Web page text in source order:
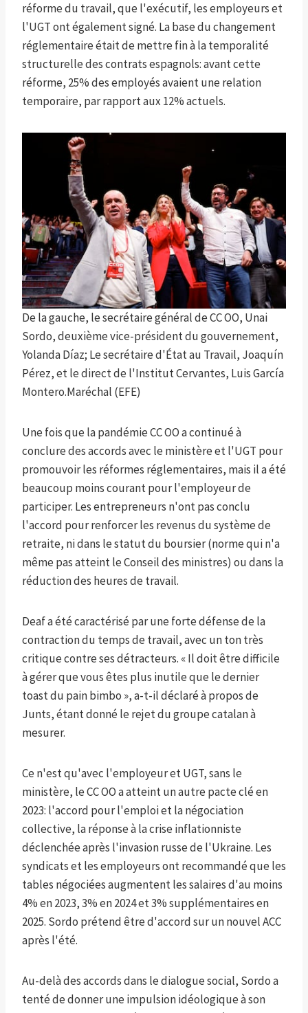
réforme du travail, que l'exécutif, les employeurs et
l'UGT ont également signé. La base du changement
réglementaire était de mettre fin à la temporalité
structurelle des contrats espagnols: avant cette
réforme, 25% des employés avaient une relation
temporaire, par rapport aux 12% actuels.
De la gauche, le secrétaire général de CC OO, Unai
Sordo, deuxième vice-président du gouvernement,
Yolanda Díaz; Le secrétaire d'État au Travail, Joaquín
Pérez, et le direct de l'Institut Cervantes, Luis García
Montero.Maréchal (EFE)
Une fois que la pandémie CC OO a continué à
conclure des accords avec le ministère et l'UGT pour
promouvoir les réformes réglementaires, mais il a été
beaucoup moins courant pour l'employeur de
participer. Les entrepreneurs n'ont pas conclu
l'accord pour renforcer les revenus du système de
retraite, ni dans le statut du boursier (norme qui n'a
même pas atteint le Conseil des ministres) ou dans la
réduction des heures de travail.
Deaf a été caractérisé par une forte défense de la
contraction du temps de travail, avec un ton très
critique contre ses détracteurs. « Il doit être difficile
à gérer que vous êtes plus inutile que le dernier
toast du pain bimbo », a-t-il déclaré à propos de
Junts, étant donné le rejet du groupe catalan à
mesurer.
Ce n'est qu'avec l'employeur et UGT, sans le
ministère, le CC OO a atteint un autre pacte clé en
2023: l'accord pour l'emploi et la négociation
collective, la réponse à la crise inflationniste
déclenchée après l'invasion russe de l'Ukraine. Les
syndicats et les employeurs ont recommandé que les
tables négociées augmentent les salaires d'au moins
4% en 2023, 3% en 2024 et 3% supplémentaires en
2025. Sordo prétend être d'accord sur un nouvel ACC
après l'été.
Au-delà des accords dans le dialogue social, Sordo a
tenté de donner une impulsion idéologique à son